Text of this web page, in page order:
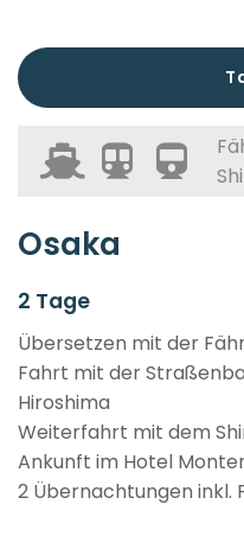
Osaka
2 Tage
Übersetzen mit der
Fahrt mit der
Hiroshima
Weiterfahrt mit dem
Ankunft im Hotel
2 Übernachtungen inkl.